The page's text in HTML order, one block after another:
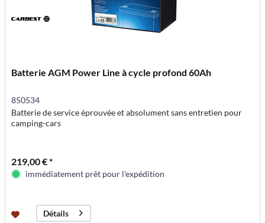
Batterie AGM Power Line à cycle profond 60Ah
850534
Batterie de service éprouvée et absolument sans entretien pour
camping-cars
219,00 € *
immédiatement prêt pour l'expédition
Détails